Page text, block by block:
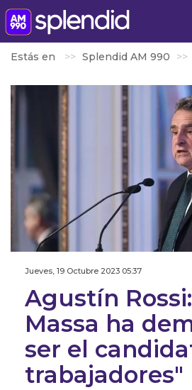
Estás en Splendid AM 990
Jueves, 19 Octubre 2023 05:37
Agustín
Massa ha
ser el
trabajadores"